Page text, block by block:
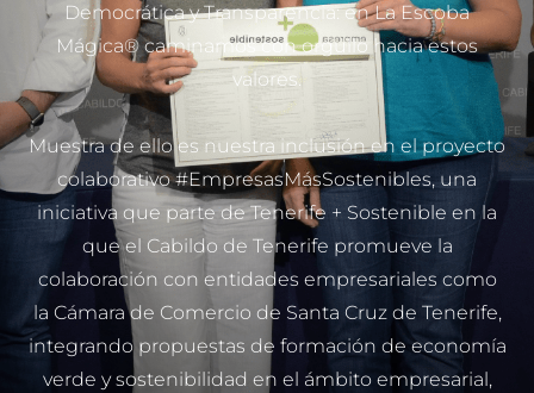
Democrática y Transparencia: enLa Escoba
Mágica®caminamos con orgullo hacia estos
valores.
Muestra de ello es nuestra inclusión en el proyecto
colaborativo#‎EmpresasMásSostenibles, una
iniciativa que parte deTenerife + Sostenible en la
que el Cabildo de Tenerife promueve la
colaboración con entidades empresariales como
la Cámara de Comercio de Santa Cruz de Tenerife,
integrando propuestas de formación deeconomía
verde y sostenibilidad en el ámbito empresarial,